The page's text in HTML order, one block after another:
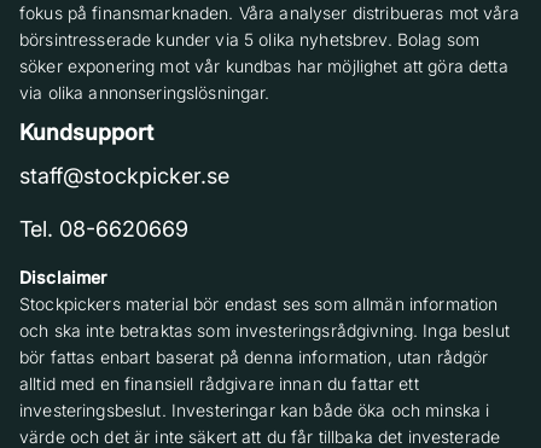
fokus på finansmarknaden. Våra analyser distribueras mot våra
börsintresserade kunder via 5 olika nyhetsbrev. Bolag som
söker exponering mot vår kundbas har möjlighet att göra detta
via olika annonseringslösningar.
Kundsupport
staff@stockpicker.se
Tel. 08-6620669
Disclaimer
Stockpickers material bör endast ses som allmän information
och ska inte betraktas som investeringsrådgivning. Inga beslut
bör fattas enbart baserat på denna information, utan rådgör
alltid med en finansiell rådgivare innan du fattar ett
investeringsbeslut. Investeringar kan både öka och minska i
värde och det är inte säkert att du får tillbaka det investerade